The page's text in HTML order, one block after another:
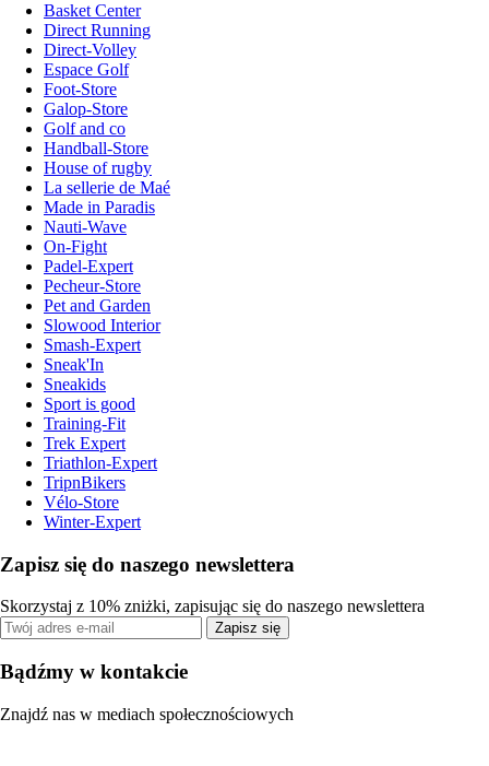
Basket Center
Direct Running
Direct-Volley
Espace Golf
Foot-Store
Galop-Store
Golf and co
Handball-Store
House of rugby
La sellerie de Maé
Made in Paradis
Nauti-Wave
On-Fight
Padel-Expert
Pecheur-Store
Pet and Garden
Slowood Interior
Smash-Expert
Sneak'In
Sneakids
Sport is good
Training-Fit
Trek Expert
Triathlon-Expert
TripnBikers
Vélo-Store
Winter-Expert
Zapisz się do naszego newslettera
Skorzystaj z 10% zniżki, zapisując się do naszego newslettera
Zapisz się
Bądźmy w kontakcie
Znajdź nas w mediach społecznościowych